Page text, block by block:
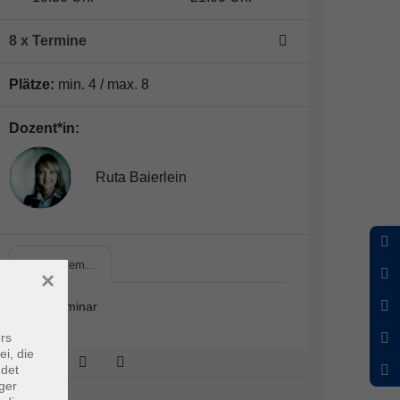
8 x Termine
Plätze: min. 4 / max. 8
Dozent*in:
Ruta Baierlein
Online-Sem…
Online-Seminar
die
×